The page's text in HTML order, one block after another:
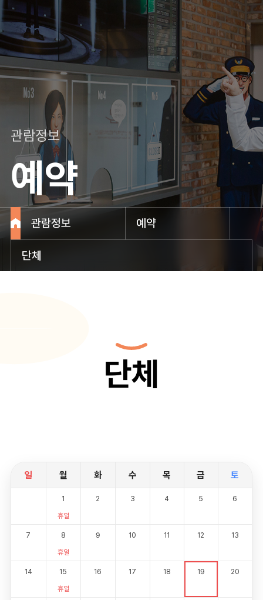
관람정보
예약
관람정보 예약
단체
단체
일 월 화 수 목 금 토
1
휴일
2 3 4 5 6
7
8
휴일
9 10 11 12 13
14
15
휴일
16 17 18 19 20